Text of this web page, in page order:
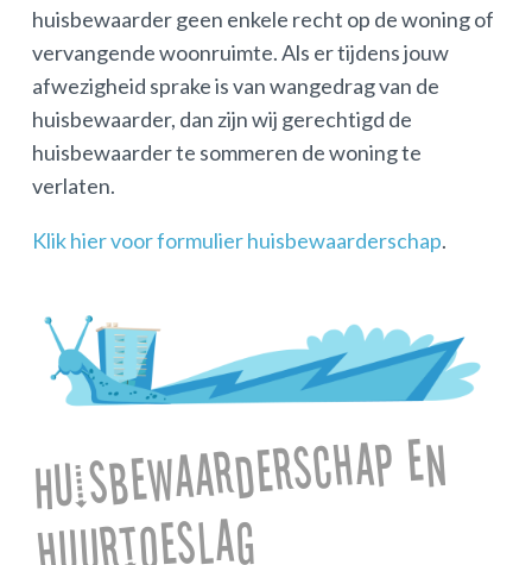
huisbewaarder geen enkele recht op de woning of
vervangende woonruimte. Als er tijdens jouw
afwezigheid sprake is van wangedrag van de
huisbewaarder, dan zijn wij gerechtigd de
huisbewaarder te sommeren de woning te
verlaten.
Klik hier voor formulier huisbewaarderschap.
Huisbewaarderschap en